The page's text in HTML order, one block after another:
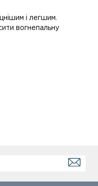
і легшим.
вогнепальну